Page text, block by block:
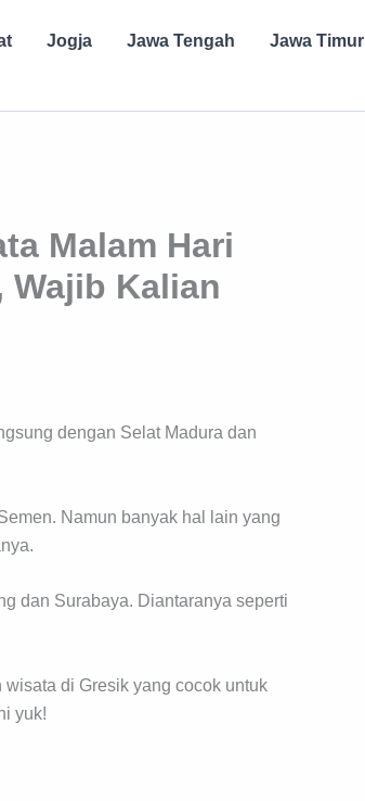
Jogja Jawa Tengah Jawa Timur
Malam Hari
Wajib Kalian
dengan Selat Madura dan
Namun banyak hal lain yang
dan Surabaya. Diantaranya seperti
di Gresik yang cocok untuk
yuk!